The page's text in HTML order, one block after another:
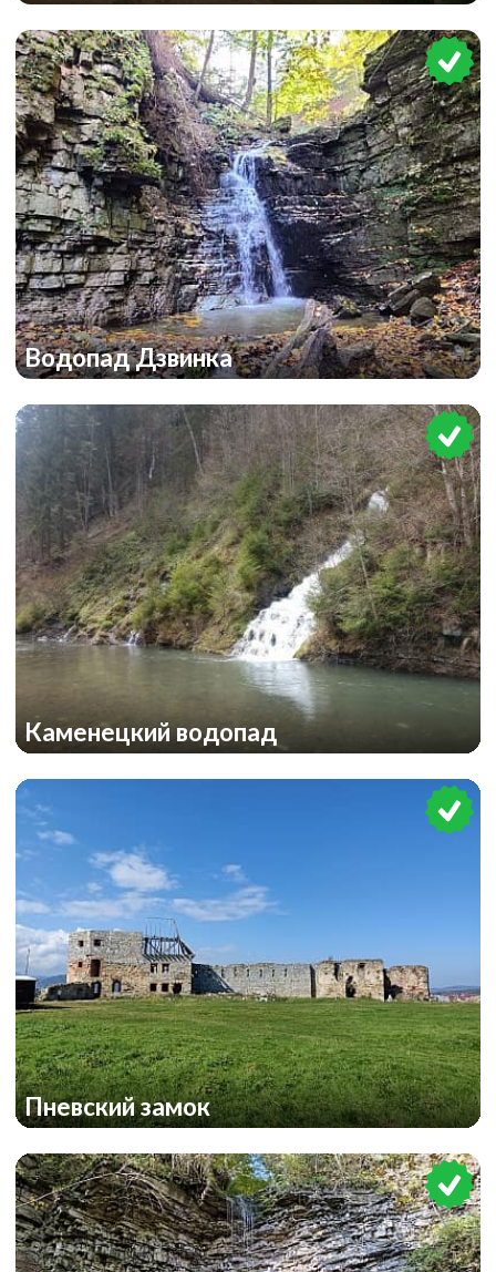
Водопад Дзвинка
Каменецкий водопад
Пневский замок